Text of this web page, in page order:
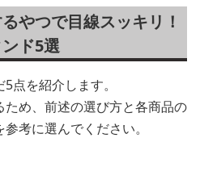
やつで目線スッキリ！
ド5選
点を紹介します。
め、前述の選び方と各商品の
考に選んでください。